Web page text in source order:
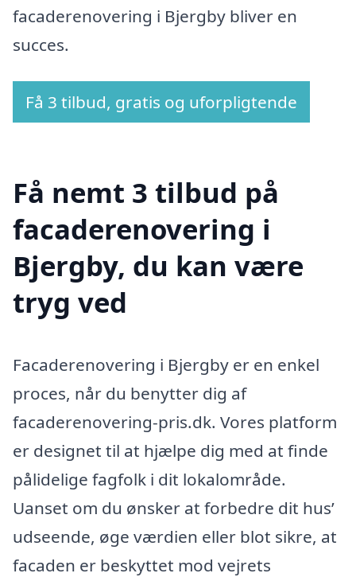
facaderenovering i Bjergby bliver en
succes.
Få 3 tilbud, gratis og uforpligtende
Få nemt 3 tilbud på
facaderenovering i
Bjergby, du kan være
tryg ved
Facaderenovering i Bjergby er en enkel
proces, når du benytter dig af
facaderenovering-pris.dk. Vores platform
er designet til at hjælpe dig med at finde
pålidelige fagfolk i dit lokalområde.
Uanset om du ønsker at forbedre dit hus’
udseende, øge værdien eller blot sikre, at
facaden er beskyttet mod vejrets